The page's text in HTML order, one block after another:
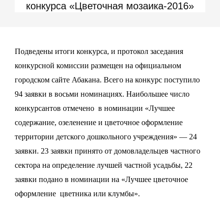
конкурса «Цветочная мозаика-2016»
Подведены итоги конкурса, и протокол заседания
конкурсной комиссии размещен на официальном
городском сайте Абакана. Всего на конкурс поступило
94 заявки в восьми номинациях. Наибольшее число
конкурсантов отмечено в номинации «Лучшее
содержание, озеленение и цветочное оформление
территории детского дошкольного учреждения» — 24
заявки. 23 заявки принято от домовладельцев частного
сектора на определение лучшей частной усадьбы, 22
заявки подано в номинации на «Лучшее цветочное
оформление цветника или клумбы».